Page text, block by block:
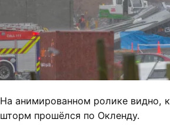
На анимированном ролике видно,
шторм прошёлся по Окленду.